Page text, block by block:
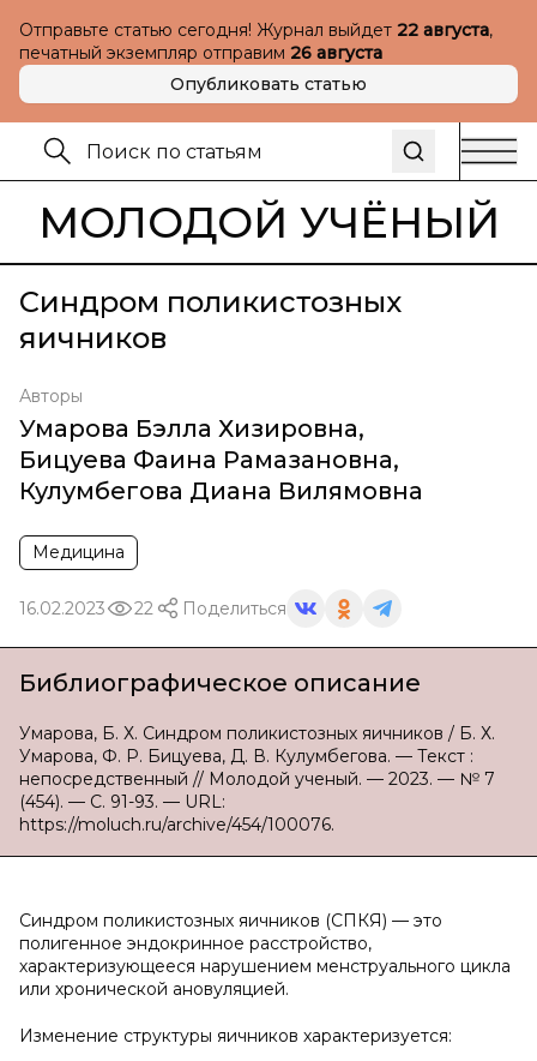
Отправьте статью сегодня! Журнал выйдет 22 августа,
печатный экземпляр отправим 26 августа
Опубликовать статью
МОЛОДОЙ УЧЁНЫЙ
Синдром поликистозных
яичников
Авторы
Умарова Бэлла Хизировна,
Бицуева Фаина Рамазановна,
Кулумбегова Диана Вилямовна
Медицина
16.02.2023 22 Поделиться
Библиографическое описание
Умарова, Б. Х. Синдром поликистозных яичников / Б. Х.
Умарова, Ф. Р. Бицуева, Д. В. Кулумбегова. — Текст :
непосредственный // Молодой ученый. — 2023. — № 7
(454). — С. 91-93. — URL:
https://moluch.ru/archive/454/100076.
Синдром поликистозных яичников (СПКЯ) — это
полигенное эндокринное расстройство,
характеризующееся нарушением менструального цикла
или хронической ановуляцией.
Изменение структуры яичников характеризуется: